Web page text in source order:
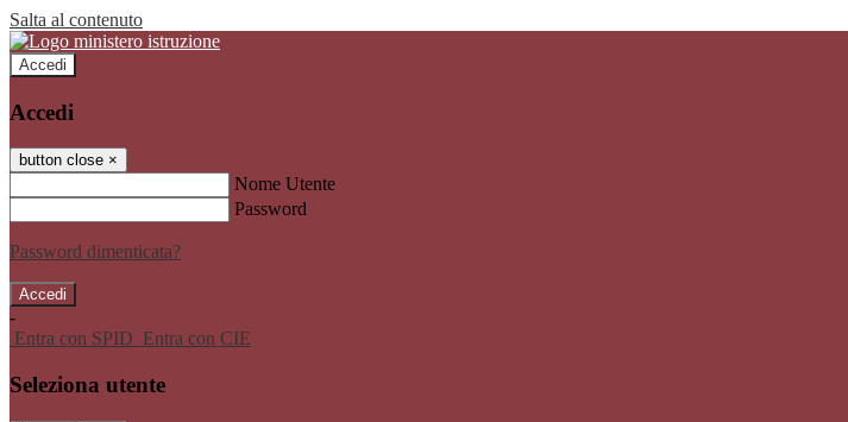
Salta al contenuto
Accedi
Accedi
button close ×
Nome Utente
Password
Password dimenticata?
-
Entra con SPID Entra con CIE
Seleziona utente